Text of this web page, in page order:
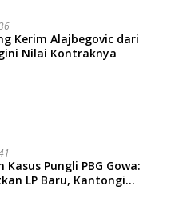
Kerim Alajbegovic dari
Nilai Kontraknya
Kasus Pungli PBG Gowa:
LP Baru, Kantongi